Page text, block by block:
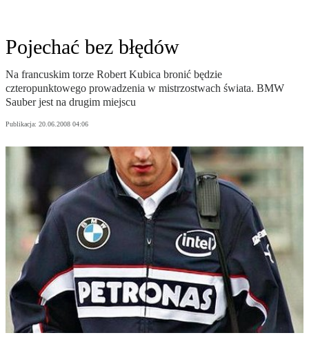
Pojechać bez błędów
Na francuskim torze Robert Kubica bronić będzie
czteropunktowego prowadzenia w mistrzostwach świata. BMW
Sauber jest na drugim miejscu
Publikacja: 20.06.2008 04:06